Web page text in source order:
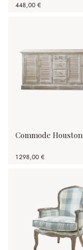
448,00 €
Commode Houston
1 298,00 €